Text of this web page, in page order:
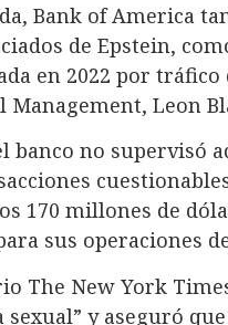
Bank of America
de Epstein,
en 2022 por
Management, Leon
banco no supervisó
170 millones de
sus operaciones
The New York
y aseguró